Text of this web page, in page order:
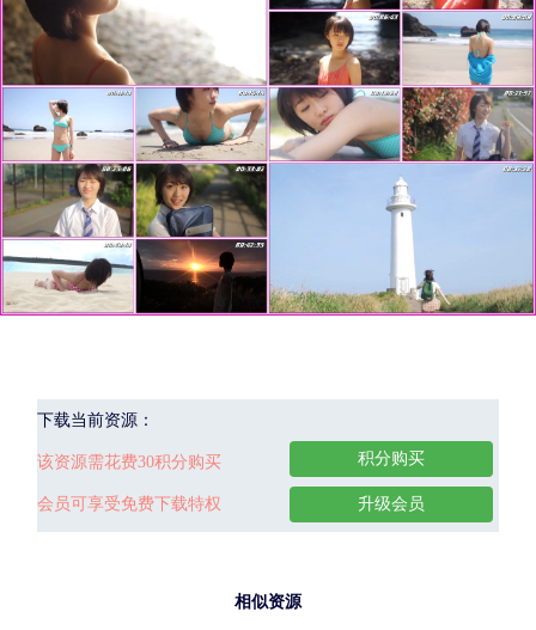
下载当前资源：
该资源需花费30积分购买
会员可享受免费下载特权
积分购买
升级会员
相似资源